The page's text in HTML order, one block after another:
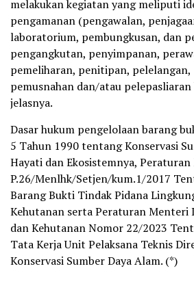
melakukan kegiatan yang meliputi
pengamanan (pengawalan,
laboratorium, pembungkusan, dan
pengangkutan, penyimpanan,
pemeliharan, penitipan,
pemusnahan dan/atau
jelasnya.
Dasar hukum pengelolaan barang
5 Tahun 1990 tentang Konservasi
Hayati dan Ekosistemnya,
P.26/Menlhk/Setjen/kum.1/2017
Barang Bukti Tindak Pidana
Kehutanan serta Peraturan Menteri
dan Kehutanan Nomor 22/2023
Tata Kerja Unit Pelaksana Teknis
Konservasi Sumber Daya Alam. (*)